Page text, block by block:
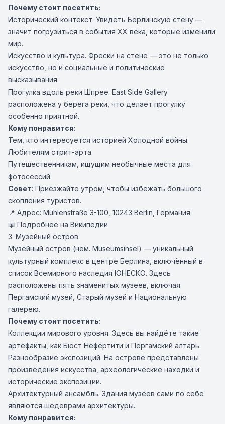
Почему стоит посетить:
Исторический контекст. Увидеть Берлинскую стену —
значит погрузиться в события XX века, которые изменили
мир.
Искусство и культура. Фрески на стене — это не только
искусство, но и социальные и политические
высказывания.
Прогулка вдоль реки Шпрее. East Side Gallery
расположена у берега реки, что делает прогулку
особенно приятной.
Кому понравится:
Тем, кто интересуется историей Холодной войны.
Любителям стрит-арта.
Путешественникам, ищущим необычные места для
фотосессий.
Совет: Приезжайте утром, чтобы избежать большого
скопления туристов.
📍 Адрес: Mühlenstraße 3-100, 10243 Berlin, Германия
📖 Подробнее на Википедии
3. Музейный остров
Музейный остров (нем. Museumsinsel) — уникальный
культурный комплекс в центре Берлина, включённый в
список Всемирного наследия ЮНЕСКО. Здесь
расположены пять знаменитых музеев, включая
Пергамский музей, Старый музей и Национальную
галерею.
Почему стоит посетить:
Коллекции мирового уровня. Здесь вы найдёте такие
артефакты, как Бюст Нефертити и Пергамский алтарь.
Разнообразие экспозиций. На острове представлены
произведения искусства, археологические находки и
исторические экспозиции.
Архитектурный ансамбль. Здания музеев сами по себе
являются шедеврами архитектуры.
Кому понравится: